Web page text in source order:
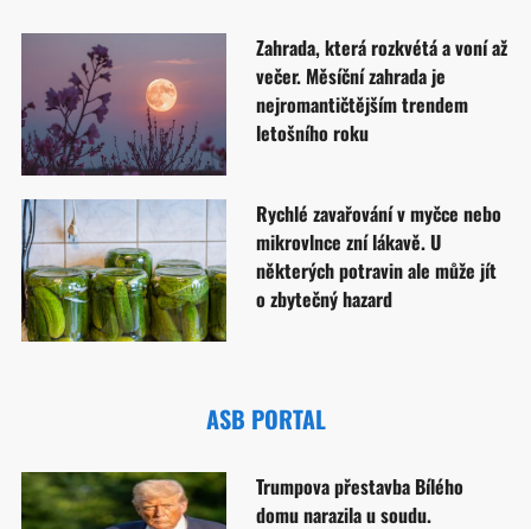
Zahrada, která rozkvétá a voní až
večer. Měsíční zahrada je
nejromantičtějším trendem
letošního roku
Rychlé zavařování v myčce nebo
mikrovlnce zní lákavě. U
některých potravin ale může jít
o zbytečný hazard
ASB PORTAL
Trumpova přestavba Bílého
domu narazila u soudu.